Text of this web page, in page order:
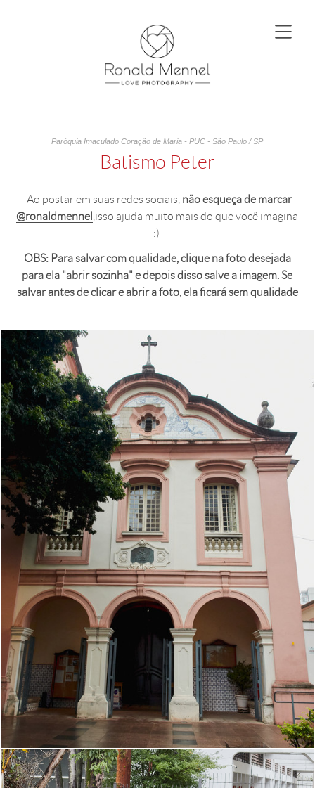
Paróquia Imaculado Coração de Maria - PUC - São Paulo / SP
Batismo Peter
Ao postar em suas redes sociais, não esqueça de marcar
@ronaldmennel ,isso ajuda muito mais do que você imagina
:)
OBS: Para salvar com qualidade, clique na foto desejada
para ela "abrir sozinha" e depois disso salve a imagem. Se
salvar antes de clicar e abrir a foto, ela ficará sem qualidade